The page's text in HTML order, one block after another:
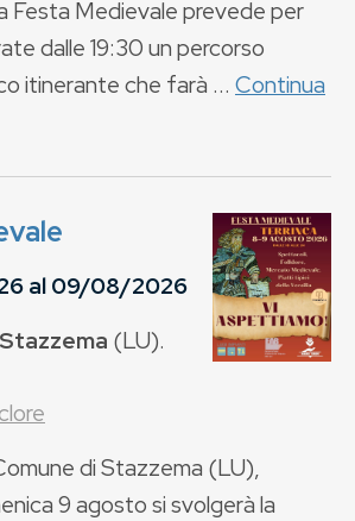
Festa Medievale prevede per
dalle 19:30 un percorso
itinerante che farà ... Continua
al09/08/2026
Stazzema (LU).
di Stazzema (LU),
9 agosto si svolgerà la